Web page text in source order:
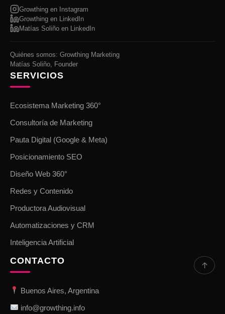
Growthing en Instagram
Growthing en LinkedIn
Matías Soliño en LinkedIn
Quiénes somos: Growthing Marketing
Matías Soliño, Founder
SERVICIOS
Ecosistema Marketing 360°
Consultoría de Marketing
Pauta Digital (Google & Meta)
Posicionamiento SEO
Diseño Web 360°
Redes y Contenido
Productora Audiovisual
Automatizaciones y CRM
Inteligencia Artificial
CONTACTO
Buenos Aires, Argentina
info@growthing.info
↑